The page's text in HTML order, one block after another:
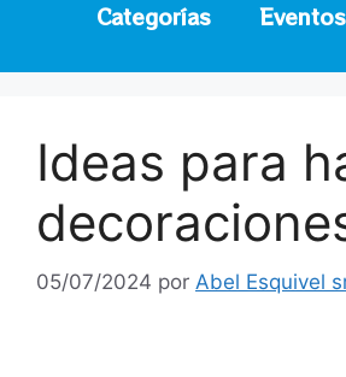
Categorías
Eventos
Ideas para
05/07/2024 por Abel Esquivel